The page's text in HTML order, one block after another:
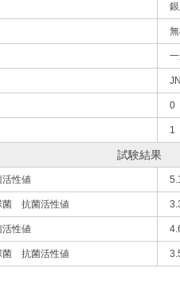
0
1
試験結果
性値
菌 抗菌活性値
性値
菌 抗菌活性値